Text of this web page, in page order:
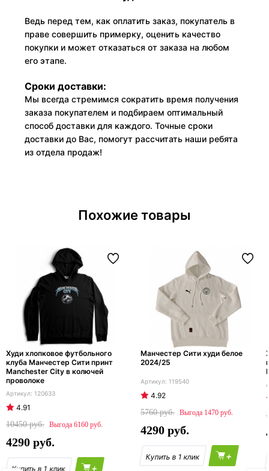
Ведь перед тем, как оплатить заказ, покупатель в
праве совершить примерку, оценить качество
покупки и может отказаться от заказа на любом
его этапе.
Сроки доставки:
Мы всегда стремимся сократить время получения
заказа покупателем и подбираем оптимальный
способ доставки для каждого. Точные сроки
доставки до Вас, помогут рассчитать наши ребята
из отдела продаж!
Похожие товары
Худи хлопковое футбольного
клуба Манчестер Сити принт
Manchester City в колючей
проволоке
120633
4.91
10450
6160
4290
+
Манчестер Сити худи белое
2024/25
119540
4.92
5760
1470
4290
+